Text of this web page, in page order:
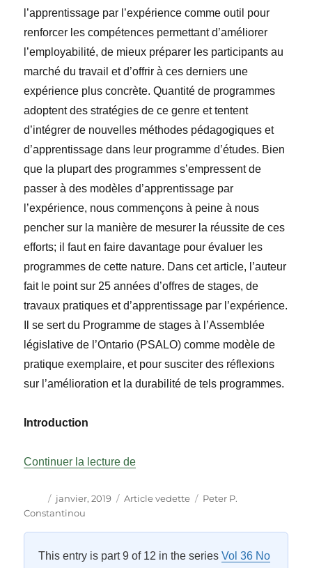
l’apprentissage par l’expérience comme outil pour
renforcer les compétences permettant d’améliorer
l’employabilité, de mieux préparer les participants au
marché du travail et d’offrir à ces derniers une
expérience plus concrète. Quantité de programmes
adoptent des stratégies de ce genre et tentent
d’intégrer de nouvelles méthodes pédagogiques et
d’apprentissage dans leur programme d’études. Bien
que la plupart des programmes s’empressent de
passer à des modèles d’apprentissage par
l’expérience, nous commençons à peine à nous
pencher sur la manière de mesurer la réussite de ces
efforts; il faut en faire davantage pour évaluer les
programmes de cette nature. Dans cet article, l’auteur
fait le point sur 25 années d’offres de stages, de
travaux pratiques et d’apprentissage par l’expérience.
Il se sert du Programme de stages à l’Assemblée
législative de l’Ontario (PSALO) comme modèle de
pratique exemplaire, et pour susciter des réflexions
sur l’amélioration et la durabilité de tels programmes.
Introduction
Continuer la lecture de« L’apprentissage par
Auteur
Publié
le
janvier, 2019 Catégories
Article vedette Étiquettes
Peter P.
Constantinou
This entry is part 9 of 12 in the seriesVol 36 No